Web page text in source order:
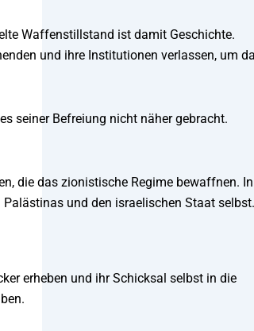
Waffenstillstand ist damit Geschichte.
und ihre Institutionen verlassen, um
seiner Befreiung nicht näher gebracht.
die das zionistische Regime bewaffnen. In
und den israelischen Staat selbst.
erheben und ihr Schicksal selbst in die